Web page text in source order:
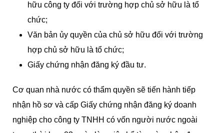
hữu công ty đối với trường hợp chủ sở hữu là tổ
chức;
Văn bản ủy quyền của chủ sở hữu đối với trường
hợp chủ sở hữu là tổ chức;
Giấy chứng nhận đăng ký đầu tư.
Cơ quan nhà nước có thẩm quyền sẽ tiến hành tiếp
nhận hồ sơ và cấp Giấy chứng nhận đăng ký doanh
nghiệp cho công ty TNHH có vốn người nước ngoài